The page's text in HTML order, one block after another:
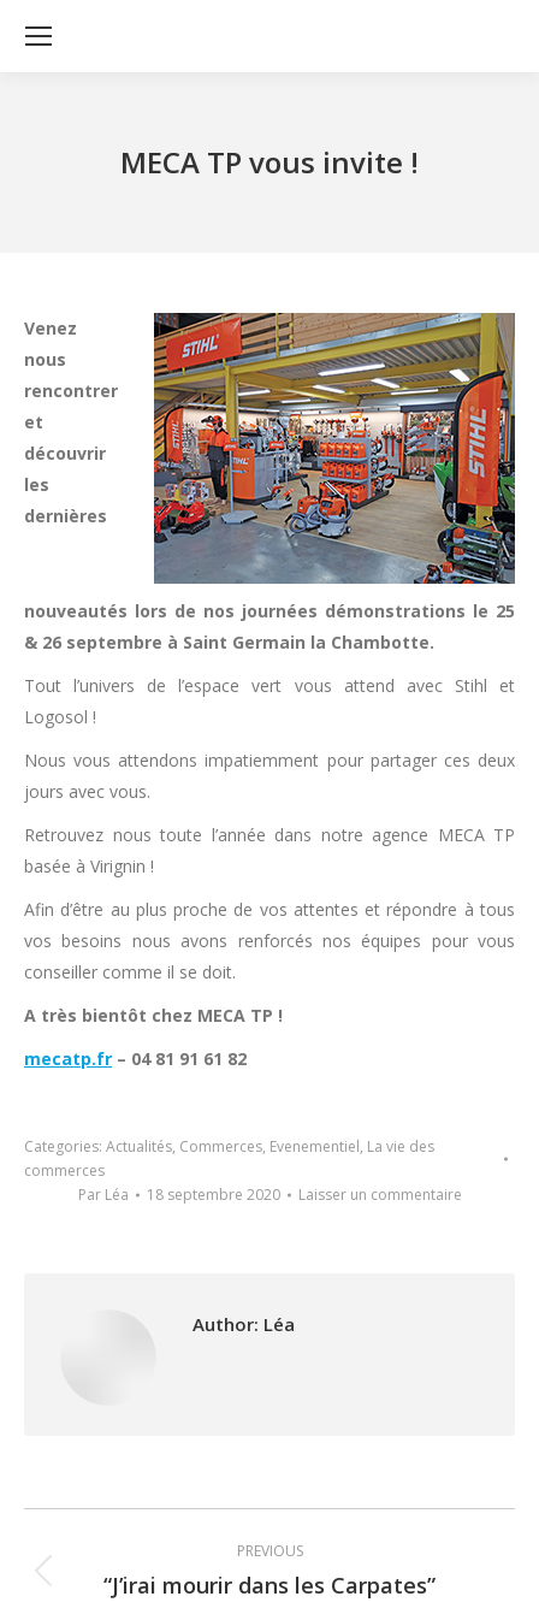
MECA TP vous invite !
Venez
nous
rencontrer
et
découvrir
les
dernières
nouveautés lors de nos journées démonstrations le 25
& 26 septembre à Saint Germain la Chambotte.
Tout l’univers de l’espace vert vous attend avec Stihl et
Logosol !
Nous vous attendons impatiemment pour partager ces deux
jours avec vous.
Retrouvez nous toute l’année dans notre agence MECA TP
basée à Virignin !
Afin d’être au plus proche de vos attentes et répondre à tous
vos besoins nous avons renforcés nos équipes pour vous
conseiller comme il se doit.
A très bientôt chez MECA TP !
mecatp.fr – 04 81 91 61 82
Categories: Actualités, Commerces, Evenementiel, La vie des
commerces
Par Léa 18 septembre 2020 Laisser un commentaire
Author: Léa
navigation
PREVIOUS
Previous
“J’irai mourir dans les Carpates”